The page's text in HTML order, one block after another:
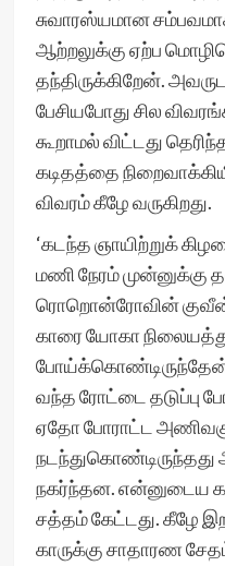
சுவாரஸ்யமான
ஆற்றலுக்கு ஏற்ப
தந்திருக்கிறேன்.
பேசியபோது சில
கூறாமல் விட்டது
கடிதத்தை
விவரம் கீழே வருகிறது.
‘கடந்த ஞாயிற்றுக்
மணி நேரம்
ரொறொன்ரோவின்
காரை யோகா
வந்த ரோட்டை தடுப்பு
ஏதோ போராட்ட
நகர்ந்தன. என்னுடைய
சத்தம் கேட்டது. கீழே
காருக்கு சாதாரண